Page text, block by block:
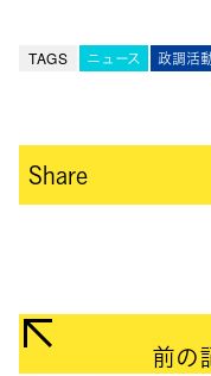
TAGS ニュース 政調活
Share
前の